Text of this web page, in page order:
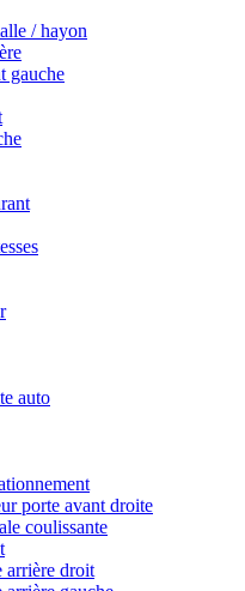
/ hayon
gauche
auto
porte avant droite
coulissante
arrière droit